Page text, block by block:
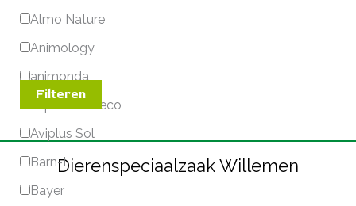
Almo Nature
Animology
animonda
Aquarium Deco
Aviplus Sol
Barn-I
Bayer
Filteren
Dierenspeciaalzaak Willemen